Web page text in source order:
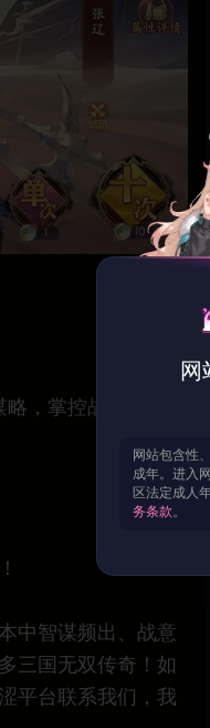
，掌控战局，等待
中智谋频出、战意
三国无双传奇！如
平台联系我们，我
网
网站包含性
成年。进入
区法定成人
务条款 。